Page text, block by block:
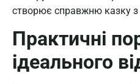
створює справжню казку
Практичні
ідеального